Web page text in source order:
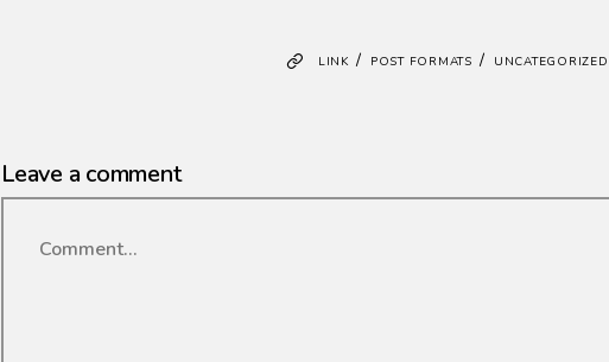
LINK / POST FORMATS / UNCATEGORIZED
Leave a comment